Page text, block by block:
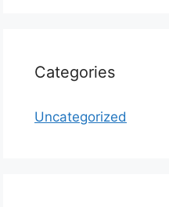
Categories
Uncategorized